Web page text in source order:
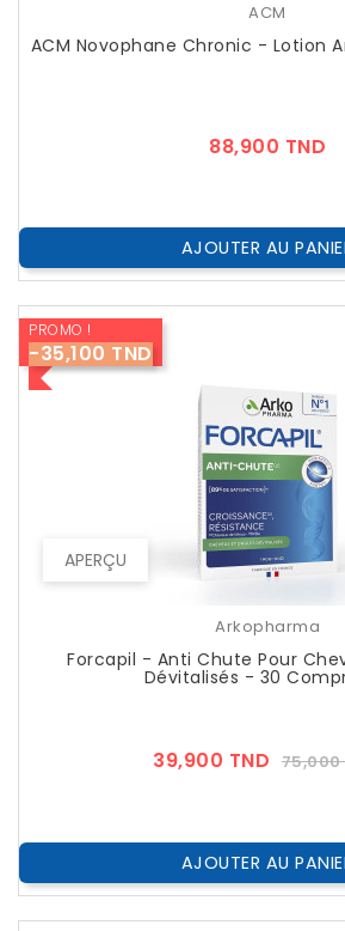
ACM
ACM Novophane Chronic - Lotion
88,900 TND
AJOUTER AU
APERÇU
PROMO !
-35,100 TND
Arkopharma
Forcapil - Anti Chute Pour
Dévitalisés - 30
39,900 TND Prix
75,000
AJOUTER AU